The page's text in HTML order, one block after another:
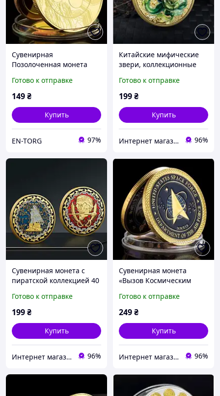
Сувенирная
Позолоченная монета
Готово к отправке
149₴
Купить
EN-TORG 97%
Китайские мифические
звери, коллекционные
драконом T
Готово к отправке
199₴
Купить
Интернет магазин GSM-V 96%
Сувенирная монета с
пиратской коллекцией 40
Готово к отправке
199₴
Купить
Интернет магазин GSM-V 96%
Сувенирная монета
«Вызов Космическим
Готово к отправке
249₴
Купить
Интернет магазин GSM-V 96%